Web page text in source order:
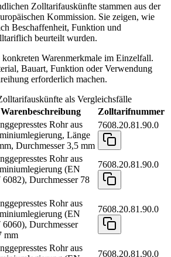
Zolltarifauskünfte stammen aus der
Kommission. Sie zeigen, wie
Beschaffenheit, Funktion und
beurteilt wurden.
Warenmerkmale im Einzelfall.
Bauart, Funktion oder Verwendung
erforderlich machen.
als Vergleichsfälle
Warenbeschreibung
Zolltarifnummer
Rohr aus
Länge
Durchmesser 3,5 mm
7608.20.81.90.0
Rohr aus
(EN
6082), Durchmesser 78
7608.20.81.90.0
Rohr aus
(EN
6060), Durchmesser
mm
7608.20.81.90.0
Rohr aus
7608.20.81.90.0